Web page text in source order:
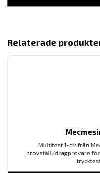
TILL
Relaterade
Multitest 1-dV från
provställ/dragprovare